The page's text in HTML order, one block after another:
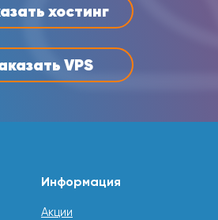
хостинг
VPS
Информация
Акции